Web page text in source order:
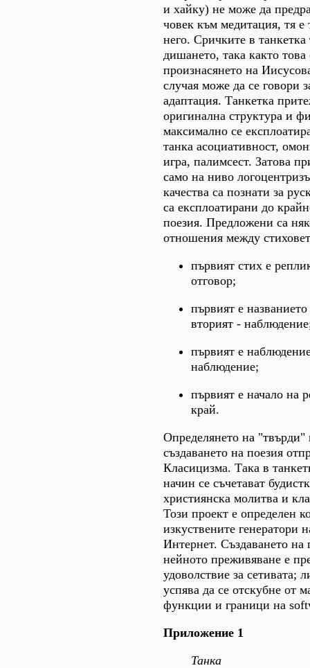
и хайку) не може да
човек към медитация, тя е
него. Сричките в танкетка
дишането, така както това
произнасянето на
случая може да се говори
адаптация. Танкетка
оригинална структура и
максимално се
танка асоциативност,
игра, палимсест. Затова
само на ниво
качества са познати за
са експлоатирани до
поезия. Предложени са
отношения между
първият стих е
отговор;
първият е
вторият -
първият е
наблюдение;
първият е начало на
край.
Определянето на "твърди"
създаването на поезия
Класицизма. Така в
начин се съчетават
християнска молитва и
Този проект е определен
изкуствените генератори
Интернет. Създаването на
нейното преживяване е
удоволствие за сетивата;
успява да се отскубне от
функции и граници на
Приложение 1
Танка